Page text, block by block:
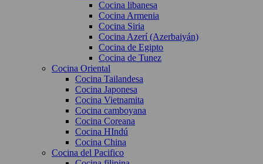
Cocina libanesa
Cocina Armenia
Cocina Siria
Cocina Azerí (Azerbaiyán)
Cocina de Egipto
Cocina de Tunez
Cocina Oriental
Cocina Tailandesa
Cocina Japonesa
Cocina Vietnamita
Cocina camboyana
Cocina Coreana
Cocina HIndú
Cocina China
Cocina del Pacifico